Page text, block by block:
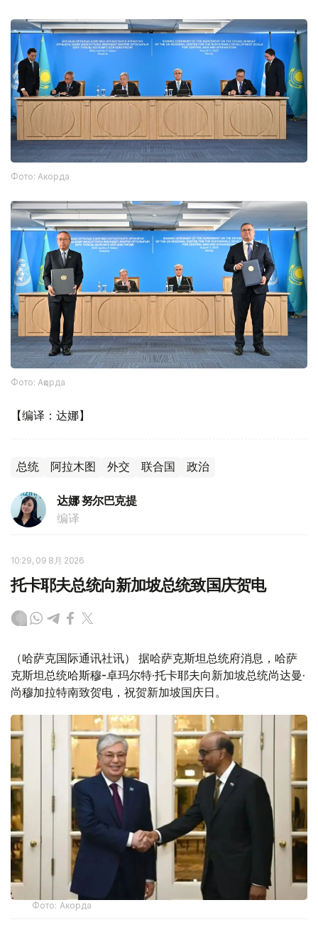
Фото: Акорда
Фото: Ақорда
【编译：达娜】
总统 阿拉木图 外交 联合国 政治
达娜 努尔巴克提
编译
10:29, 09 8月 2026
托卡耶夫总统向新加坡总统致国庆贺电
（哈萨克国际通讯社讯） 据哈萨克斯坦总统府消息，哈萨
克斯坦总统哈斯穆-卓玛尔特·托卡耶夫向新加坡总统尚达曼·
尚穆加拉特南致贺电，祝贺新加坡国庆日。
Фото: Акорда